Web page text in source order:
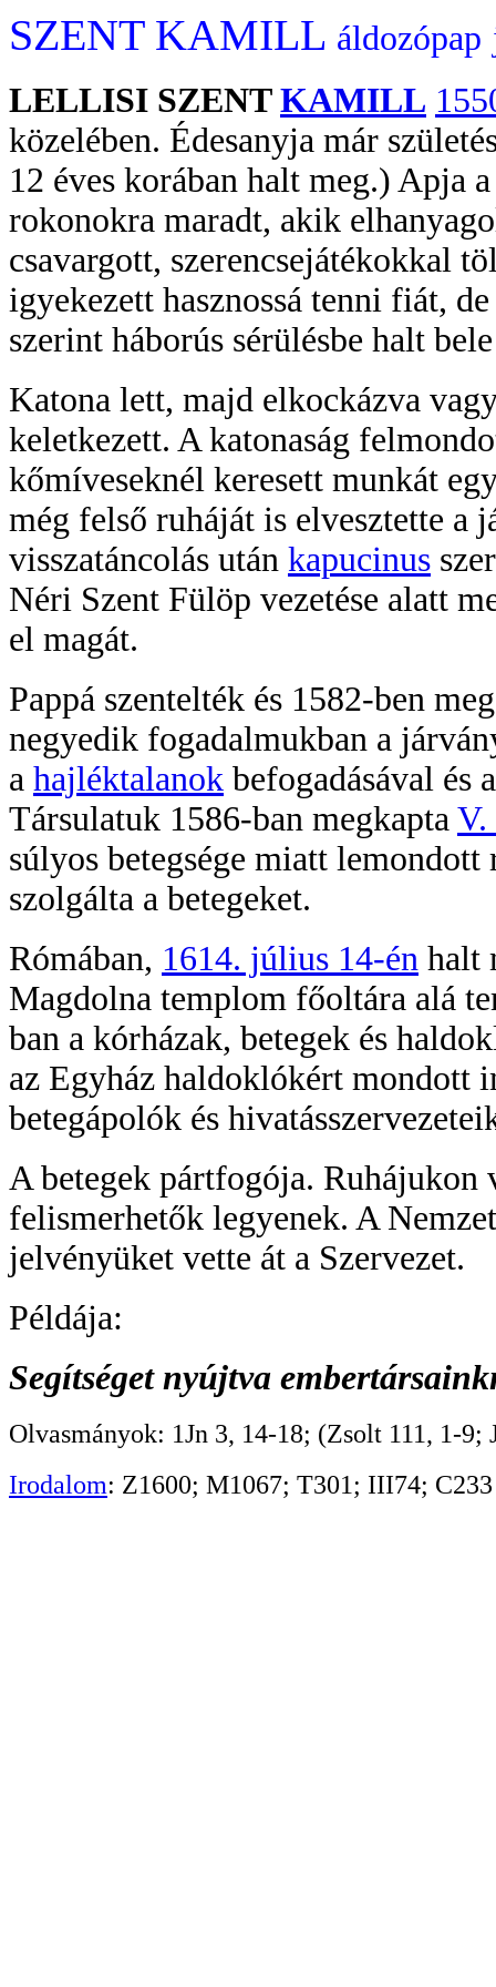
SZENT KAMILL áldozópap
LELLISI SZENT KAMILL
közelében. Édesanyja már
12 éves korában halt meg.) Apja
rokonokra maradt, akik
csavargott, szerencsejátékokkal
igyekezett hasznossá tenni fiát,
szerint háborús sérülésbe halt
Katona lett, majd elkockázva
keletkezett. A katonaság
kőmíveseknél keresett munkát
még felső ruháját is elvesztette a
visszatáncolás után kapucinus
Néri Szent Fülöp vezetése alatt
el magát.
Pappá szentelték és 1582-ben
negyedik fogadalmukban a
a hajléktalanok befogadásával és
Társulatuk 1586-ban megkapta V.
súlyos betegsége miatt lemondott
szolgálta a betegeket.
Rómában, 1614. július 14-én halt
Magdolna templom főoltára alá
ban a kórházak, betegek és
az Egyház haldoklókért mondott
betegápolók és
A betegek pártfogója.
felismerhetők legyenek. A
jelvényüket vette át a Szervezet.
Példája:
Segítséget nyújtva
Olvasmányok: 1Jn 3, 14-18; (Zsolt 111, 1-9;
Irodalom: Z1600; M1067; T301; III74; C233